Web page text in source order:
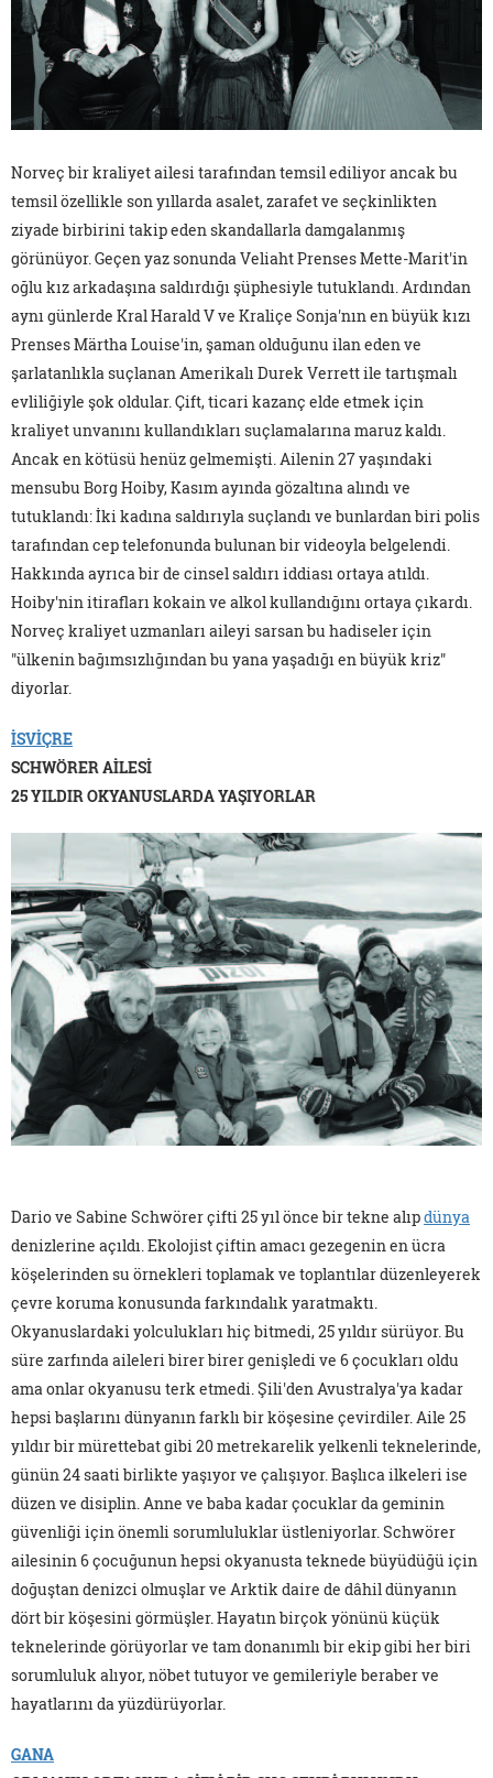
Norveç bir kraliyet ailesi tarafından temsil ediliyor ancak bu
temsil özellikle son yıllarda asalet, zarafet ve seçkinlikten
ziyade birbirini takip eden skandallarla damgalanmış
görünüyor. Geçen yaz sonunda Veliaht Prenses Mette-Marit'in
oğlu kız arkadaşına saldırdığı şüphesiyle tutuklandı. Ardından
aynı günlerde Kral Harald V ve Kraliçe Sonja'nın en büyük kızı
Prenses Märtha Louise'in, şaman olduğunu ilan eden ve
şarlatanlıkla suçlanan Amerikalı Durek Verrett ile tartışmalı
evliliğiyle şok oldular. Çift, ticari kazanç elde etmek için
kraliyet unvanını kullandıkları suçlamalarına maruz kaldı.
Ancak en kötüsü henüz gelmemişti. Ailenin 27 yaşındaki
mensubu Borg Hoiby, Kasım ayında gözaltına alındı ve
tutuklandı: İki kadına saldırıyla suçlandı ve bunlardan biri polis
tarafından cep telefonunda bulunan bir videoyla belgelendi.
Hakkında ayrıca bir de cinsel saldırı iddiası ortaya atıldı.
Hoiby'nin itirafları kokain ve alkol kullandığını ortaya çıkardı.
Norveç kraliyet uzmanları aileyi sarsan bu hadiseler için
"ülkenin bağımsızlığından bu yana yaşadığı en büyük kriz"
diyorlar.
İSVİÇRE
SCHWÖRER AİLESİ
25 YILDIR OKYANUSLARDA YAŞIYORLAR
Dario ve Sabine Schwörer çifti 25 yıl önce bir tekne alıpdünya
denizlerine açıldı. Ekolojist çiftin amacı gezegenin en ücra
köşelerinden su örnekleri toplamak ve toplantılar düzenleyerek
çevre koruma konusunda farkındalık yaratmaktı.
Okyanuslardaki yolculukları hiç bitmedi, 25 yıldır sürüyor. Bu
süre zarfında aileleri birer birer genişledi ve 6 çocukları oldu
ama onlar okyanusu terk etmedi. Şili'den Avustralya'ya kadar
hepsi başlarını dünyanın farklı bir köşesine çevirdiler. Aile 25
yıldır bir mürettebat gibi 20 metrekarelik yelkenli teknelerinde,
günün 24 saati birlikte yaşıyor ve çalışıyor. Başlıca ilkeleri ise
düzen ve disiplin. Anne ve baba kadar çocuklar da geminin
güvenliği için önemli sorumluluklar üstleniyorlar. Schwörer
ailesinin 6 çocuğunun hepsi okyanusta teknede büyüdüğü için
doğuştan denizci olmuşlar ve Arktik daire de dâhil dünyanın
dört bir köşesini görmüşler. Hayatın birçok yönünü küçük
teknelerinde görüyorlar ve tam donanımlı bir ekip gibi her biri
sorumluluk alıyor, nöbet tutuyor ve gemileriyle beraber ve
hayatlarını da yüzdürüyorlar.
GANA